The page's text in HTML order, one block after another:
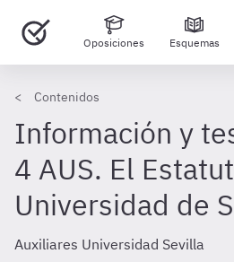
Oposiciones Esquemas
Contenidos
Información y
4 AUS. El
Universidad de
Auxiliares Universidad Sevilla